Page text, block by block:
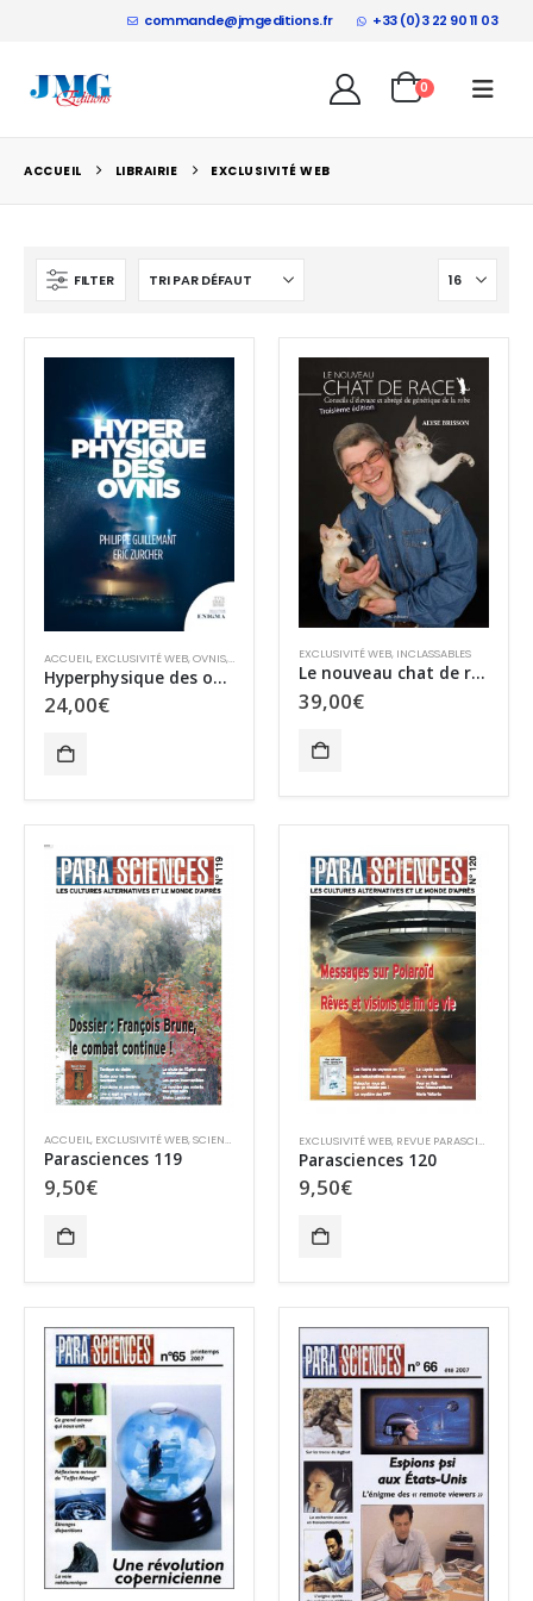
commande@jmgeditions.fr +33 (0)3 22 90 11 03
0
ACCUEIL LIBRAIRIE EXCLUSIVITÉ WEB
FILTER
ACCUEIL , EXCLUSIVITÉ WEB,OVNIS, PHYSIQUE QUANTIQUE
Hyperphysique des ovnis
24,00€
CHAUD
EXCLUSIVITÉ WEB, INCLASSABLES
Le nouveau chat de race
39,00€
CHAUD
ACCUEIL, EXCLUSIVITÉ WEB,SCIENCE ET PARASCIENCES
Parasciences 119
9,50€
EXCLUSIVITÉ WEB, REVUE PARASCIENCES
Parasciences 120
9,50€